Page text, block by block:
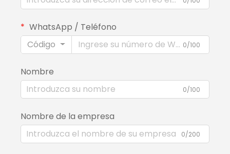
WhatsApp / Teléfono
Código
0/100
Nombre
0/100
Nombre de la empresa
0/200